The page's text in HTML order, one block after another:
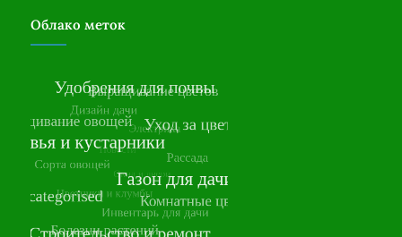
Облако меток